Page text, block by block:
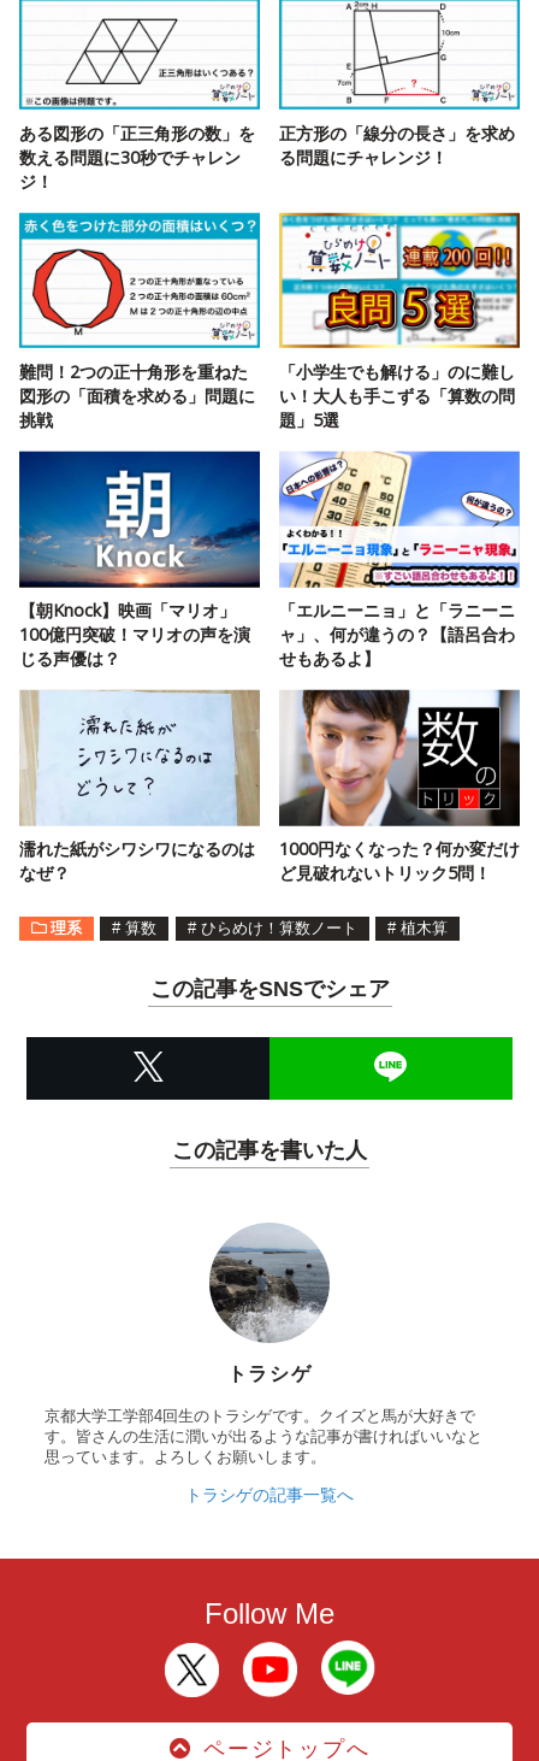
ある図形の「正三角形の数」を
数える問題に30秒でチャレン
ジ！
正方形の「線分の長さ」を求め
る問題にチャレンジ！
難問！2つの正十角形を重ねた
図形の「面積を求める」問題に
挑戦
「小学生でも解ける」のに難し
い！大人も手こずる「算数の問
題」5選
【朝Knock】映画「マリオ」
100億円突破！マリオの声を演
じる声優は？
「エルニーニョ」と「ラニーニ
ャ」、何が違うの？【語呂合わ
せもあるよ】
濡れた紙がシワシワになるのは
なぜ？
1000円なくなった？何か変だけ
ど見破れないトリック5問！
理系 # 算数 # ひらめけ！算数ノート # 植木算
この記事をSNSでシェア
この記事を書いた人
トラシゲ
京都大学工学部4回生のトラシゲです。クイズと馬が大好きで
す。皆さんの生活に潤いが出るような記事が書ければいいなと
思っています。よろしくお願いします。
トラシゲの記事一覧へ
Follow Me
ページトップへ